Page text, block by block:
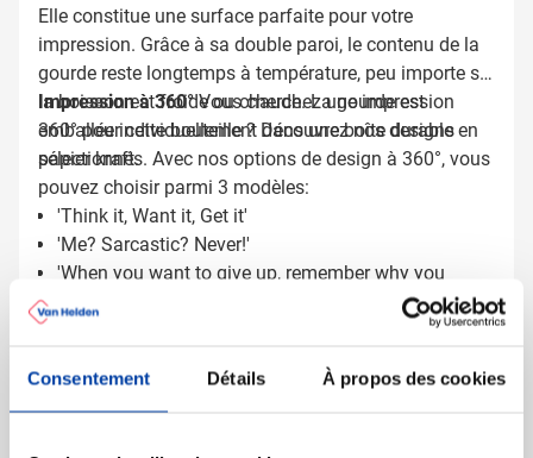
Consentement Détails À propos des cookies
Elle constitue une surface parfaite pour votre
impression. Grâce à sa double paroi, le contenu de la
gourde reste longtemps à température, peu importe si
la boisson est froide ou chaude. La gourde est
emballée individuellement dans une boîte durable en
papier kraft.
Impression à 360°Vous cherchez une impression
360° pour cette bouteille ? Découvrez nos designs
sélectionnés. Avec nos options de design à 360°, vous
pouvez choisir parmi 3 modèles:
'Think it, Want it, Get it'
'Me? Sarcastic? Never!'
'When you want to give up, remember why you
started'
Indiquez dans les remarques quel design vous
d'ajouter votre propre logo et texte.
Livrasion rapide